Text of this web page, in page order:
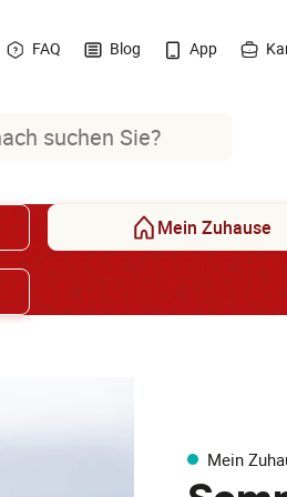
FAQ Blog App
Mein Zuhause
Mein